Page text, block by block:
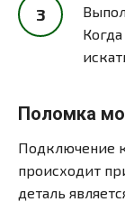
Поломка
Подключение
происходит
деталь